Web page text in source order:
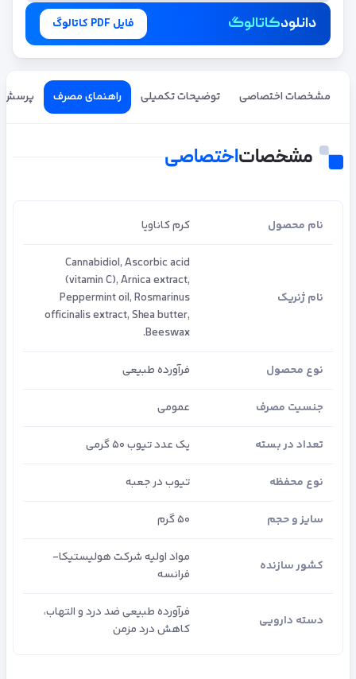
دانلودکاتالوگ فایل PDF کاتالوگ
مشخصات اختصاصی توضیحات تکمیلی راهنمای مصرف پرسش
مشخصاتاختصاصی
نام محصول کرم کاناویا
نام ژنریک
Cannabidiol, Ascorbic acid
(vitamin C), Arnica extract,
Peppermint oil, Rosmarinus
officinalis extract, Shea butter,
Beeswax.
نوع محصول فرآورده طبیعی
جنسیت مصرف عمومی
تعداد در بسته یک عدد تیوب 50 گرمی
نوع محفظه تیوب در جعبه
سایز و حجم 50 گرم
کشور سازنده
مواد اولیه شرکت هولیستیکا-
فرانسه
دسته دارویی
فرآورده طبیعی ضد درد و التهاب،
کاهش درد مزمن